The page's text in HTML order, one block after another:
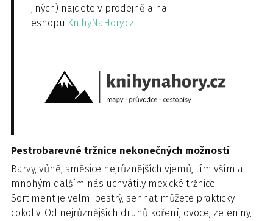
jiných) najdete v prodejně a na
eshopu KnihyNaHory.cz
Pestrobarevné tržnice nekonečných možností
Barvy, vůně, směsice nejrůznějších vjemů, tím vším a
mnohým dalším nás uchvátily mexické tržnice.
Sortiment je velmi pestrý, sehnat můžete prakticky
cokoliv. Od nejrůznějších druhů koření, ovoce, zeleniny,